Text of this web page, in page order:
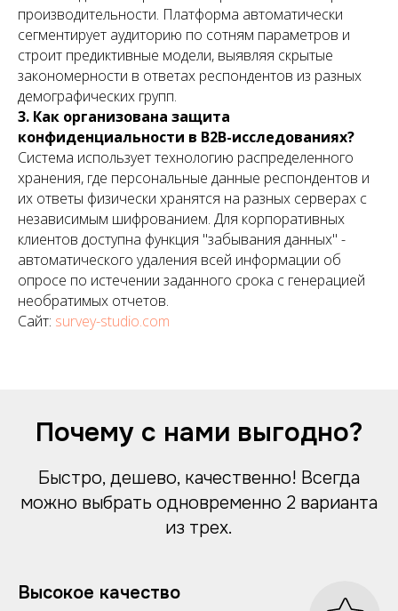
производительности. Платформа автоматически
сегментирует аудиторию по сотням параметров и
строит предиктивные модели, выявляя скрытые
закономерности в ответах респондентов из разных
демографических групп.
3. Как организована защита
конфиденциальности в B2B-исследованиях?
Система использует технологию распределенного
хранения, где персональные данные респондентов и
их ответы физически хранятся на разных серверах с
независимым шифрованием. Для корпоративных
клиентов доступна функция "забывания данных" -
автоматического удаления всей информации об
опросе по истечении заданного срока с генерацией
необратимых отчетов.
Сайт: survey-studio.com
Почему с нами выгодно?
Быстро, дешево, качественно! Всегда
можно выбрать одновременно 2 варианта
из трех.
Высокое качество
Главная
SEO
AMOCRM
Контекстная реклама
Контакты
Каталог опросов
Технологии
Виджеты AMOCRM
Топ-10 платформ опросов
Анкетирование клиентов
Отзывы
Продвижение интернет магазинов
Оплата за лиды (заявки)
Телефон: +7 499 322 32 54
+7 Получить аудит